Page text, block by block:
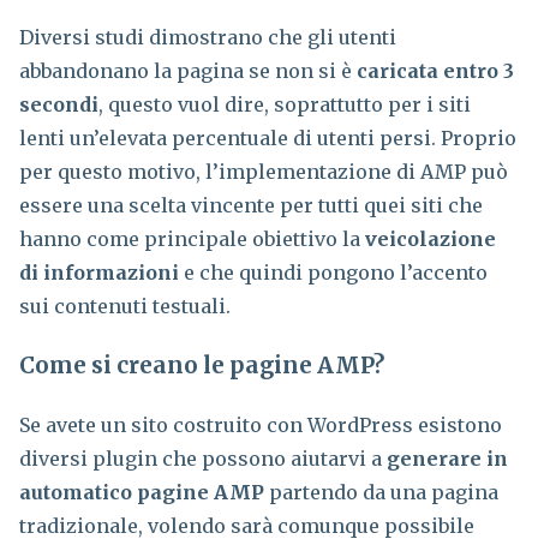
Diversi studi dimostrano che gli utenti
abbandonano la pagina se non si è caricata entro 3
secondi, questo vuol dire, soprattutto per i siti
lenti un’elevata percentuale di utenti persi. Proprio
per questo motivo, l’implementazione di AMP può
essere una scelta vincente per tutti quei siti che
hanno come principale obiettivo la veicolazione
di informazioni e che quindi pongono l’accento
sui contenuti testuali.
Come si creano le pagine AMP?
Se avete un sito costruito con WordPress esistono
diversi plugin che possono aiutarvi a generare in
automatico pagine AMP partendo da una pagina
tradizionale, volendo sarà comunque possibile